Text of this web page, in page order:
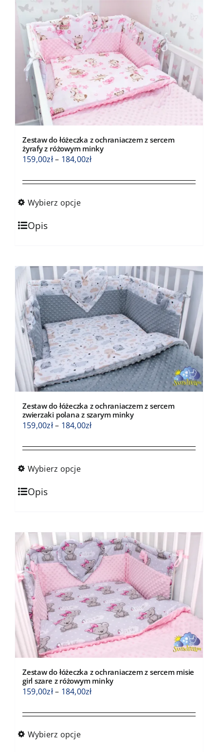
wariantów.
Opcje
można
wybrać
na
stronie
produktu
Zestaw do łóżeczka z ochraniaczem z sercem
żyrafy z różowym minky
159,00zł– 184,00złZakres
od
Wybierz opcje
Ten
produkt
wariantów.
Opcje
można
wybrać
na
stronie
produktu
Opis
Zestaw do łóżeczka z ochraniaczem z sercem
zwierzaki polana z szarym minky
159,00zł– 184,00złZakres
od
Wybierz opcje
Ten
produkt
wariantów.
Opcje
można
wybrać
na
stronie
produktu
Opis
Zestaw do łóżeczka z ochraniaczem z sercem misie
girl szare z różowym minky
159,00zł– 184,00złZakres
od
Wybierz opcje